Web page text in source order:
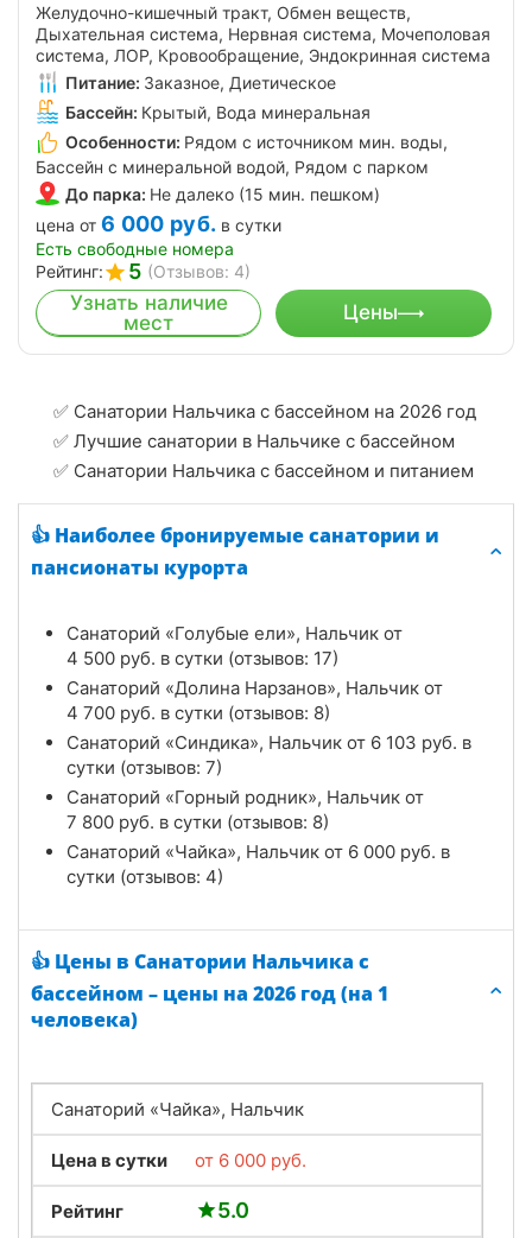
✅ Санатории Нальчика с бассейном на 2026 год
✅ Лучшие санатории в Нальчике с бассейном
✅ Санатории Нальчика с бассейном и питанием
👍 Наиболее бронируемые санатории и
пансионаты курорта
Санаторий «Голубые ели», Нальчик от
4 500 руб. в сутки (отзывов: 17)
Санаторий «Долина Нарзанов», Нальчик от
4 700 руб. в сутки (отзывов: 8)
Санаторий «Синдика», Нальчик от 6 103 руб. в
сутки (отзывов: 7)
Санаторий «Горный родник», Нальчик от
7 800 руб. в сутки (отзывов: 8)
Санаторий «Чайка», Нальчик от 6 000 руб. в
сутки (отзывов: 4)
👍 Цены в Санатории Нальчика с
бассейном – цены на 2026 год (на 1
человека)
Санаторий «Чайка», Нальчик
Цена в сутки от 6 000 руб.
Рейтинг 5.0
Желудочно-кишечный тракт, Обмен веществ,
Дыхательная система, Нервная система, Мочеполовая
система, ЛОР, Кровообращение, Эндокринная система
Питание: Заказное, Диетическое
Бассейн: Крытый, Вода минеральная
Особенности: Рядом с источником мин. воды,
Бассейн с минеральной водой, Рядом с парком
До парка: Не далеко (15 мин. пешком)
цена от 6 000 руб. в сутки
Есть свободные номера
Рейтинг:
5 (Отзывов: 4)
Узнать наличие
мест
Цены